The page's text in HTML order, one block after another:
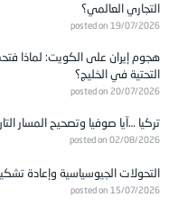
التجاري العالمي؟
posted on 19/07/2026
هجوم إيران على الكويت: لماذا
التحتية في الخليج؟
posted on 20/07/2026
تركيا …آيا صوفيا وتصحيح المسار
posted on 02/08/2026
التحولات الجيوسياسية وإعادة تشكيل
posted on 15/07/2026